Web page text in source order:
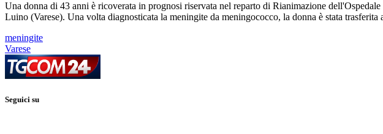
Una donna di 43 anni è ricoverata in prognosi riservata nel reparto di Rianimazione
Luino (Varese). Una volta diagnosticata la meningite da meningococco, la donna è stata
meningite
Varese
Seguici su